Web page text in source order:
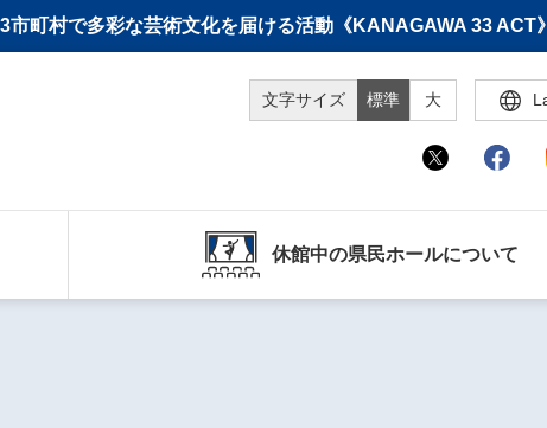
町村で多彩な芸術文化を届ける活動《KANAGAWA 33
文字サイズ 標準 大
休館中の県民ホールについて